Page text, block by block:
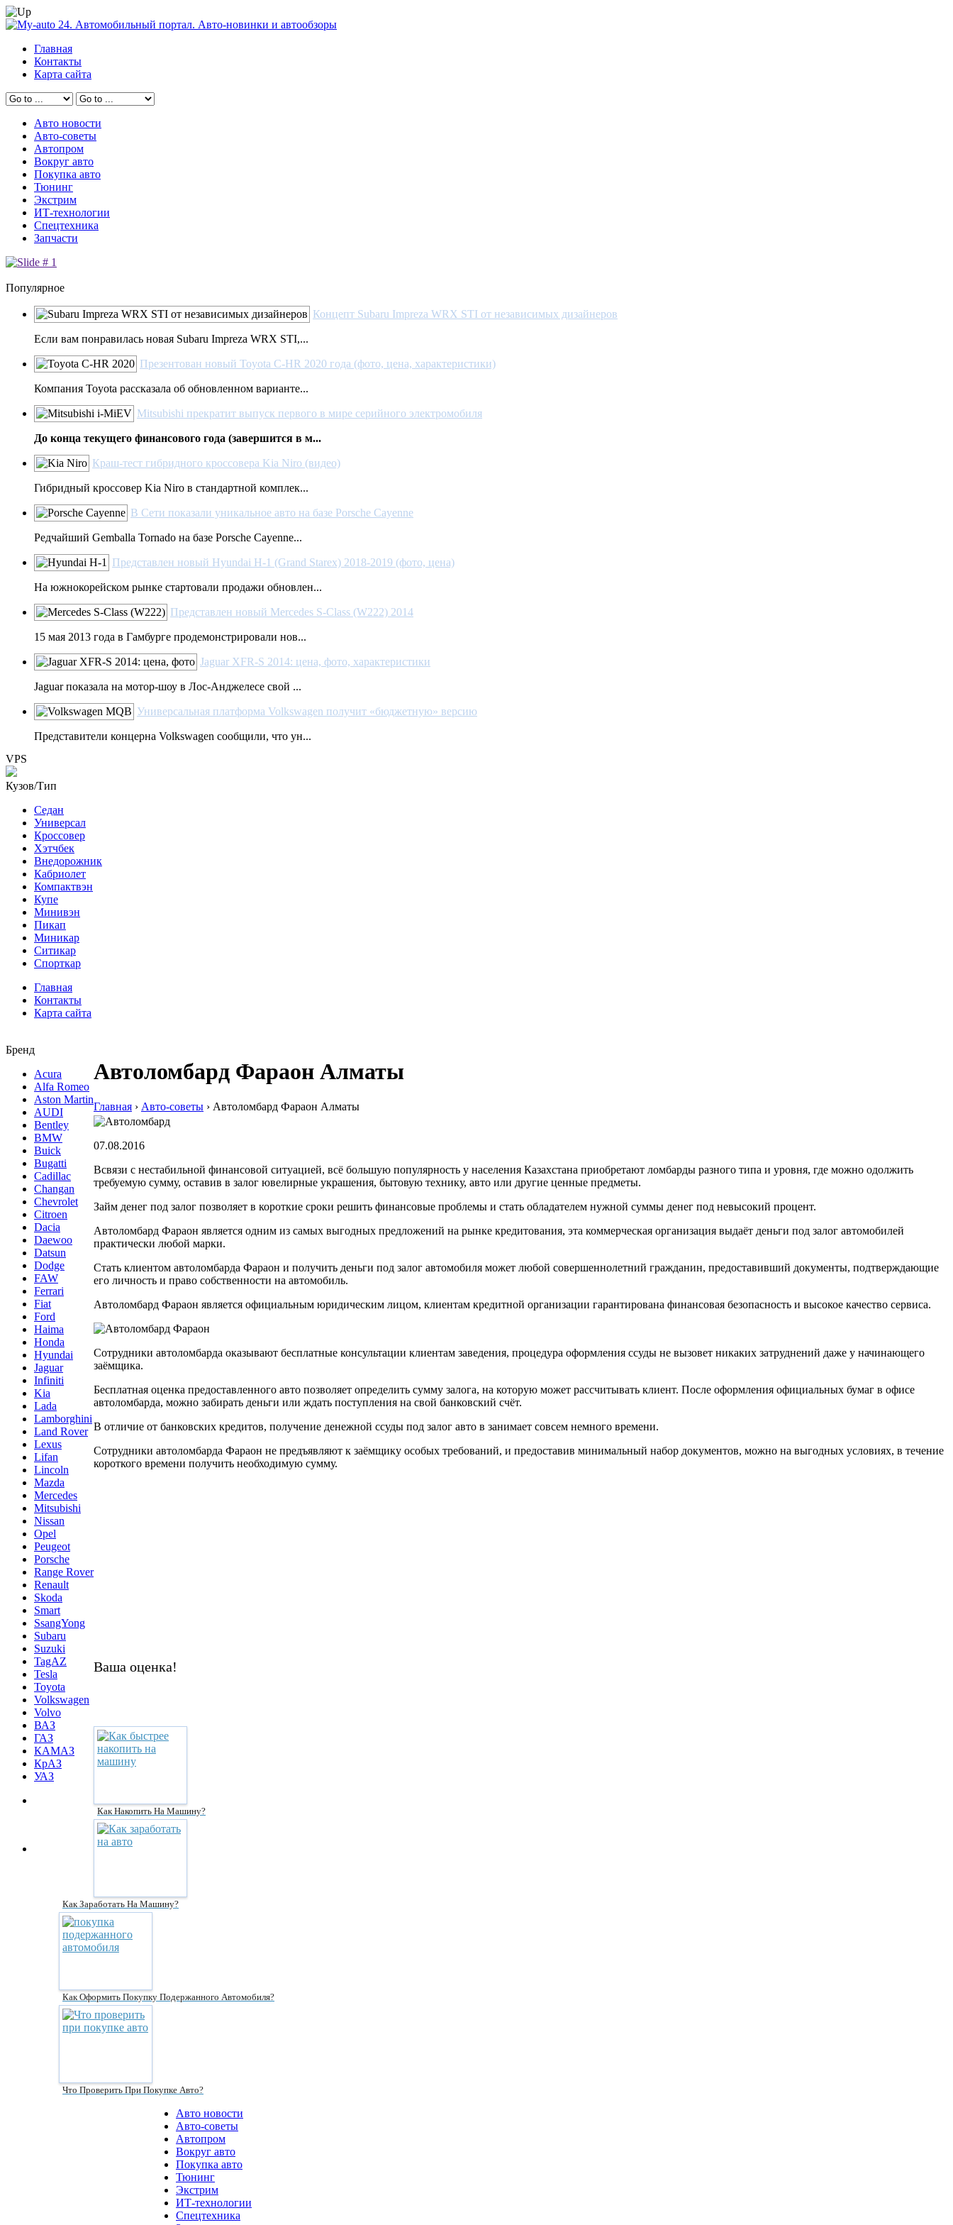
Главная
Контакты
Карта сайта
Авто новости
Авто-советы
Автопром
Вокруг авто
Покупка авто
Тюнинг
Экстрим
ИТ-технологии
Спецтехника
Запчасти
Популярное
Концепт Subaru Impreza WRX STI от независимых дизайнеров
Если вам понравилась новая Subaru Impreza WRX STI,...
Презентован новый Toyota C-HR 2020 года (фото, цена, характеристики)
Компания Toyota рассказала об обновленном варианте...
Mitsubishi прекратит выпуск первого в мире серийного электромобиля
До конца текущего финансового года (завершится в м...
Краш-тест гибридного кроссовера Kia Niro (видео)
Гибридный кроссовер Kia Niro в стандартной комплек...
В Сети показали уникальное авто на базе Porsche Cayenne
Редчайший Gemballa Tornado на базе Porsche Cayennе...
Представлен новый Hyundai H-1 (Grand Starex) 2018-2019 (фото, цена)
На южнокорейском рынке стартовали продажи обновлен...
Представлен новый Mercedes S-Class (W222) 2014
15 мая 2013 года в Гамбурге продемонстрировали нов...
Jaguar XFR-S 2014: цена, фото, характеристики
Jaguar показала на мотор-шоу в Лос-Анджелесе свой ...
Универсальная платформа Volkswagen получит «бюджетную» версию
Представители концерна Volkswagen сообщили, что ун...
VPS
Кузов/Тип
Седан
Универсал
Кроссовер
Хэтчбек
Внедорожник
Кабриолет
Компактвэн
Купе
Минивэн
Пикап
Миникар
Ситикар
Спорткар
Главная
Контакты
Карта сайта
Бренд
Acura
Alfa Romeo
Aston Martin
AUDI
Bentley
BMW
Buick
Bugatti
Cadillac
Changan
Chevrolet
Citroen
Dacia
Daewoo
Datsun
Dodge
FAW
Ferrari
Fiat
Ford
Haima
Honda
Hyundai
Jaguar
Infiniti
Kia
Lada
Lamborghini
Land Rover
Lexus
Lifan
Lincoln
Mazda
Mercedes
Mitsubishi
Nissan
Opel
Peugeot
Porsche
Range Rover
Renault
Skoda
Smart
SsangYong
Subaru
Suzuki
TagAZ
Tesla
Toyota
Volkswagen
Volvo
ВАЗ
ГАЗ
КАМАЗ
КрАЗ
УАЗ
Автоломбард Фараон Алматы
Главная › Авто-советы › Автоломбард Фараон Алматы
07.08.2016
Всвязи с нестабильной финансовой ситуацией, всё большую популярность у населения Казахстана приобретают ломбарды разного типа и уровня, где можно одолжить
требуемую сумму, оставив в залог ювелирные украшения, бытовую технику, авто или другие ценные предметы.
Займ денег под залог позволяет в короткие сроки решить финансовые проблемы и стать обладателем нужной суммы денег под невысокий процент.
Автоломбард Фараон является одним из самых выгодных предложений на рынке кредитования, эта коммерческая организация выдаёт деньги под залог автомобилей
практически любой марки.
Стать клиентом автоломбарда Фараон и получить деньги под залог автомобиля может любой совершеннолетний гражданин, предоставивший документы, подтверждающие
его личность и право собственности на автомобиль.
Автоломбард Фараон является официальным юридическим лицом, клиентам кредитной организации гарантирована финансовая безопасность и высокое качество сервиса.
Сотрудники автоломбарда оказывают бесплатные консультации клиентам заведения, процедура оформления ссуды не вызовет никаких затруднений даже у начинающего
заёмщика.
Бесплатная оценка предоставленного авто позволяет определить сумму залога, на которую может рассчитывать клиент. После оформления официальных бумаг в офисе
автоломбарда, можно забирать деньги или ждать поступления на свой банковский счёт.
В отличие от банковских кредитов, получение денежной ссуды под залог авто в занимает совсем немного времени.
Сотрудники автоломбарда Фараон не предъявляют к заёмщику особых требований, и предоставив минимальный набор документов, можно на выгодных условиях, в течение
короткого времени получить необходимую сумму.
Ваша оценка!
Как Накопить На Машину?
Как Заработать На Машину?
Как Оформить Покупку Подержанного Автомобиля?
Что Проверить При Покупке Авто?
Авто новости
Авто-советы
Автопром
Вокруг авто
Покупка авто
Тюнинг
Экстрим
ИТ-технологии
Спецтехника